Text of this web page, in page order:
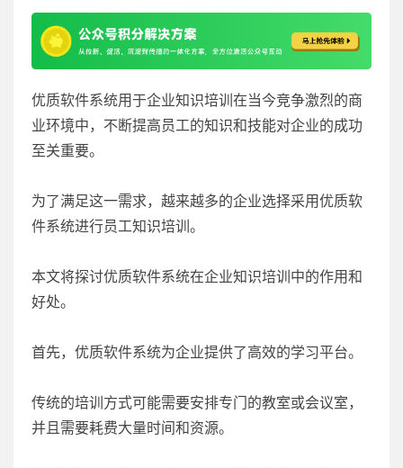
优质软件系统用于企业知识培训在当今竞争激烈的商
业环境中，不断提高员工的知识和技能对企业的成功
至关重要。
为了满足这一需求，越来越多的企业选择采用优质软
件系统进行员工知识培训。
本文将探讨优质软件系统在企业知识培训中的作用和
好处。
首先，优质软件系统为企业提供了高效的学习平台。
传统的培训方式可能需要安排专门的教室或会议室，
并且需要耗费大量时间和资源。